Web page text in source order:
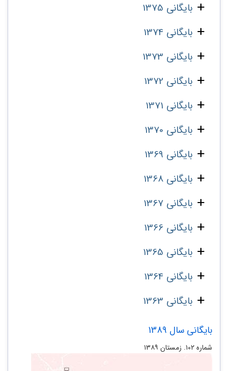
بایگانی 1375
بایگانی 1374
بایگانی 1373
بایگانی 1372
بایگانی 1371
بایگانی 1370
بایگانی 1369
بایگانی 1368
بایگانی 1367
بایگانی 1366
بایگانی 1365
بایگانی 1364
بایگانی 1363
بایگانی سال 1389
شماره‌ ۱۰۲. زمستان ۱۳۸۹